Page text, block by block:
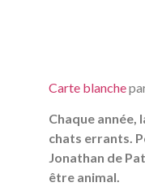
Carte blanche
Chaque année,
chats errants.
Jonathan de
être animal.